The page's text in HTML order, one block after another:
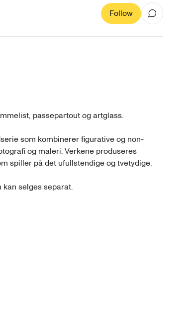
Follow
passepartout og artglass.
som kombinerer figurative og non-
og maleri. Verkene produseres
spiller på det ufullstendige og tvetydige.
kan selges separat.